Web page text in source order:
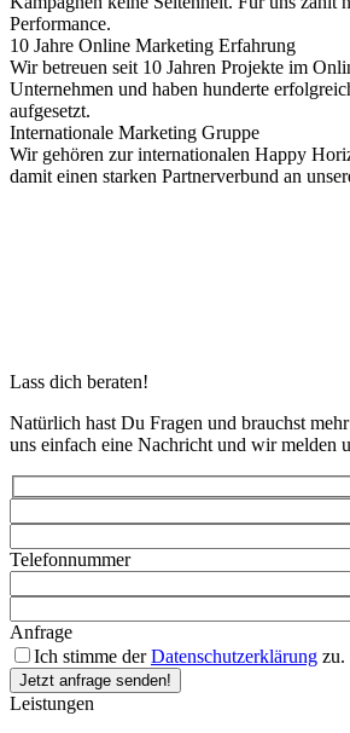
Performance.
10 Jahre Online Marketing Erfahrung
Wir betreuen seit 10 Jahren Projekte im
Unternehmen und haben hunderte
aufgesetzt.
Internationale Marketing Gruppe
Wir gehören zur internationalen Happy
damit einen starken Partnerverbund an
Lass dich beraten!
Natürlich hast Du Fragen und brauchst
uns einfach eine Nachricht und wir melden
Telefonnummer
Anfrage
Ich stimme derDatenschutzerklärung zu.
Leistungen